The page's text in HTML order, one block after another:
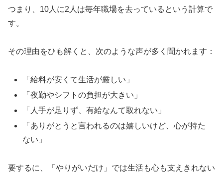
つまり、10人に2人は毎年職場を去っているという計算で
す。
その理由をひも解くと、次のような声が多く聞かれます：
「給料が安くて生活が厳しい」
「夜勤やシフトの負担が大きい」
「人手が足りず、有給なんて取れない」
「ありがとうと言われるのは嬉しいけど、心が持た
ない」
要するに、「やりがいだけ」では生活も心も支えきれない